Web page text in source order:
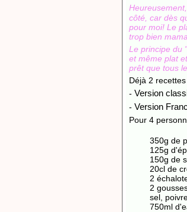
côté, car dès
pour moi! Le
trop bien
Le principe du
et même plat
prêt que tous
Déjà 2
- Version
- Version
Pour 4
350g de
125g
150g de
20cl de
2
2
sel,
750ml